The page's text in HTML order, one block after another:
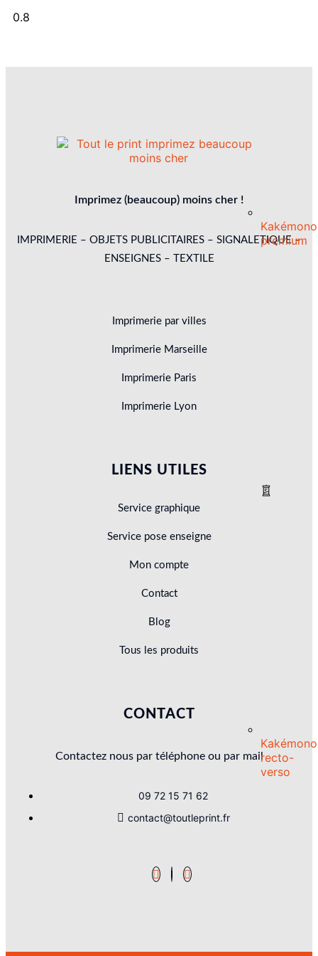
Kakémono
premium
Kakémono
recto-
verso
Imprimez (beaucoup) moins cher !
IMPRIMERIE – OBJETS PUBLICITAIRES – SIGNALETIQUE –
ENSEIGNES – TEXTILE
Imprimerie par villes
Imprimerie Marseille
Imprimerie Paris
Imprimerie Lyon
LIENS UTILES
Service graphique
Service pose enseigne
Mon compte
Contact
Blog
Tous les produits
CONTACT
Contactez nous par téléphone ou par mail
09 72 15 71 62
contact@toutleprint.fr